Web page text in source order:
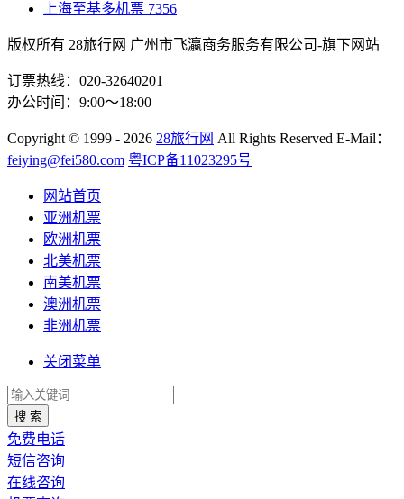
上海至基多机票 7356
版权所有 28旅行网 广州市飞瀛商务服务有限公司-旗下网站
订票热线：020-32640201
办公时间：9:00～18:00
Copyright © 1999 - 2026 28旅行网 All Rights Reserved E-Mail：
feiying@fei580.com 粤ICP备11023295号
网站首页
亚洲机票
欧洲机票
北美机票
南美机票
澳洲机票
非洲机票
关闭菜单
搜 索
免费电话
短信咨询
在线咨询